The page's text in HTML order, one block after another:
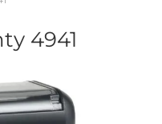
4941